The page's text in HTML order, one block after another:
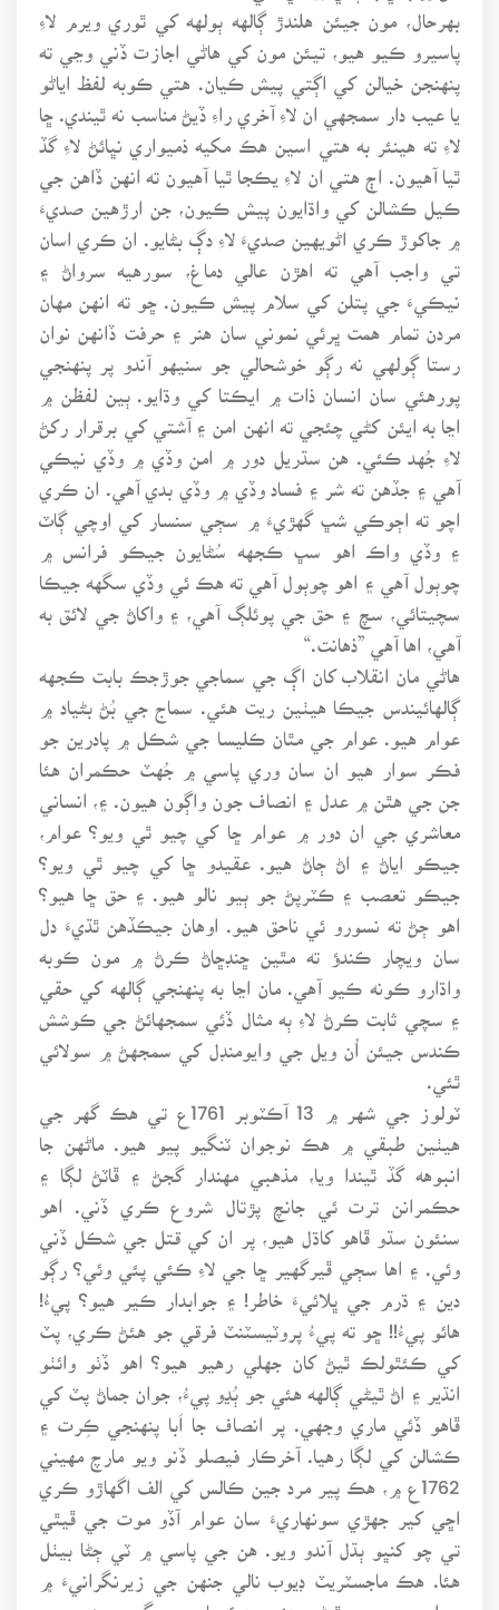
بهرحال، مون جيئن هلندڙ ڳالهه ٻولهه کي ٿوري ويرم لاءِ
پاسيرو ڪيو هيو، تيئن مون کي هاڻي اجازت ڏني وڃي ته
پنهنجن خيالن کي اڳتي پيش ڪيان. هتي ڪوبه لفظ اياڻو
يا عيب دار سمجهي ان لاءِ آخري راءِ ڏيڻ مناسب نه ٿيندي. ڇا
لاءِ ته هينئر به هتي اسين هڪ مکيه ذميواري نڀائڻ لاءِ گڏ
ٿيا آهيون. اڄ هتي ان لاءِ يڪجا ٿيا آهيون ته انهن ڏاهن جي
ڪيل ڪشالن کي واڌايون پيش ڪيون، جن ارڙهين صديءَ
۾ جاکوڙ ڪري اڻويهين صديءَ لاءِ دڳ بڻايو. ان ڪري اسان
تي واجب آهي ته اهڙن عالي دماغ، سورهيه سرواڻ ۽
نيڪيءَ جي پتلن کي سلام پيش ڪيون. ڇو ته انهن مهان
مردن تمام همت ڀرئي نموني سان هنر ۽ حرفت ڏانهن نوان
رستا ڳولهي نه رڳو خوشحالي جو سنيهو آندو پر پنهنجي
پورهئي سان انسان ذات ۾ ايڪتا کي وڌايو. ٻين لفظن ۾
اڃا به ايئن کڻي چئجي ته انهن امن ۽ آشتي کي برقرار رکڻ
لاءِ جُهد ڪئي. هن سڌريل دور ۾ امن وڏي ۾ وڏي نيڪي
آهي ۽ جڏهن ته شر ۽ فساد وڏي ۾ وڏي بدي آهي. ان ڪري
اچو ته اڄوڪي شڀ گهڙيءَ ۾ سڄي سنسار کي اوچي ڳاٽ
۽ وڏي واڪ اهو سڀ ڪجهه سُڻايون جيڪو فرانس ۾
چوٻول آهي ۽ اهو چوٻول آهي ته هڪ ئي وڏي سگهه جيڪا
سچيتائي، سچ ۽ حق جي پوئلڳ آهي، ۽ واکاڻ جي لائق به
آهي، اها آهي ”ذهانت.“
هاڻي مان انقلاب کان اڳ جي سماجي جوڙجڪ بابت ڪجهه
ڳالهائيندس جيڪا هيٺين ريت هئي. سماج جي بُڻ بڻياد ۾
عوام هيو. عوام جي مٿان ڪليسا جي شڪل ۾ پادرين جو
فڪر سوار هيو ان سان وري پاسي ۾ جُهٽ حڪمران هئا
جن جي هٿن ۾ عدل ۽ انصاف جون واڳون هيون. ۽، انساني
معاشري جي ان دور ۾ عوام ڇا کي چيو ٿي ويو؟ عوام،
جيڪو اياڻ ۽ اڻ ڄاڻ هيو. عقيدو ڇا کي چيو ٿي ويو؟
جيڪو تعصب ۽ ڪٽرپڻ جو ٻيو نالو هيو. ۽ حق ڇا هيو؟
اهو ڄڻ ته نسورو ئي ناحق هيو. اوهان جيڪڏهن ٿڌيءَ دل
سان ويچار ڪندؤ ته مٿين ڇنڊڇاڻ ڪرڻ ۾ مون ڪوبه
واڌارو ڪونه ڪيو آهي. مان اڃا به پنهنجي ڳالهه کي حقي
۽ سچي ثابت ڪرڻ لاءِ ٻه مثال ڏئي سمجهائڻ جي ڪوشش
ڪندس جيئن اُن ويل جي وايومنڊل کي سمجهڻ ۾ سولائي
ٿئي.
ٽولوز جي شهر ۾ 13 آڪٽوبر 1761ع تي هڪ گهر جي
هيٺين طبقي ۾ هڪ نوجوان ٽنگيو پيو هيو. ماڻهن جا
انبوهه گڏ ٿيندا ويا، مذهبي مهندار گجڻ ۽ ڦاٽڻ لڳا ۽
حڪمرانن ترت ئي جانچ پڙتال شروع ڪري ڏني. اهو
سنئون سڌو ڦاهو کاڌل هيو، پر ان کي قتل جي شڪل ڏني
وئي. ۽ اها سڄي ڦيرگهير ڇا جي لاءِ ڪئي پئي وئي؟ رڳو
دين ۽ ڌرم جي ڀلائيءَ خاطر! ۽ جوابدار ڪير هيو؟ پيءُ!
هائو پيءُ!! ڇو ته پيءُ پروٽيسٽنٽ فرقي جو هئڻ ڪري، پٽ
کي ڪئٿولڪ ٿيڻ کان جهلي رهيو هيو؟ اهو ڏٺو وائٺو
انڌير ۽ اڻ ٿيڻي ڳالهه هئي جو ٻُڍو پيءُ، جوان جماڻ پٽ کي
ڦاهو ڏئي ماري وجهي. پر انصاف جا اَبا پنهنجي ڪِرت ۽
ڪشالن کي لڳا رهيا. آخرڪار فيصلو ڏنو ويو مارچ مهيني
1762ع ۾، هڪ پير مرد جين ڪالس کي الف اگهاڙو ڪري
اڇي کير جهڙي سونهاريءَ سان عوام آڏو موت جي ڦيٿي
تي چو کنڀو ٻڌل آندو ويو. هن جي پاسي ۾ ٽي ڄڻا بيٺل
هئا. هڪ ماجسٽريٽ ڊيوب نالي جنهن جي زيرنگرانيءَ ۾
سزا جي پيروي ٿيڻي هئي، هڪ پادري سڳورو جنهن جي